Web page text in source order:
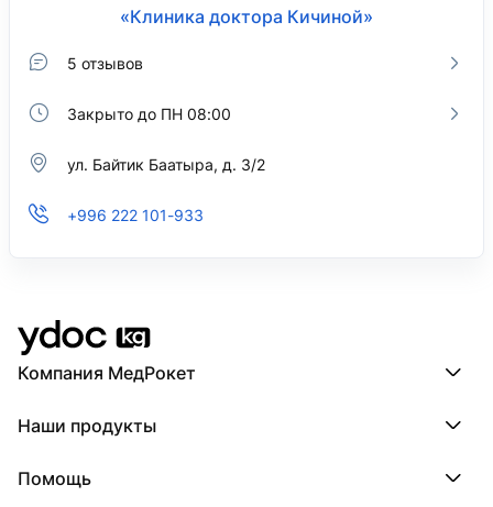
«Клиника доктора Кичиной»
5 отзывов
Закрыто до ПН 08:00
ул. Байтик Баатыра, д. 3/2
+996 222 101-933
Компания МедРокет
О YDoc
Наши продукты
ПроТаблетки
Помощь